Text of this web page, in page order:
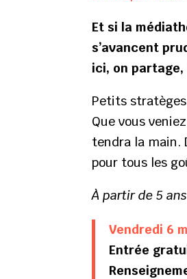
Et si la
s’avancent
ici, on partage,
Petits
Que vous
tendra la main.
pour tous les
À partir de 5 ans
Vendredi 6
Entrée